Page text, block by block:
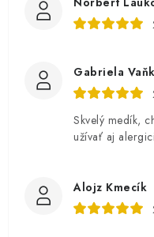
Gabriela
Skvelý medík,
užívať aj
Alojz Kmecík